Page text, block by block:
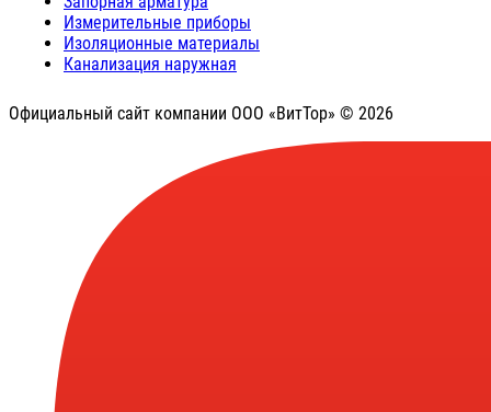
Измерительные приборы
Изоляционные материалы
Канализация наружная
Официальный сайт компании ООО «ВитТор» © 2026